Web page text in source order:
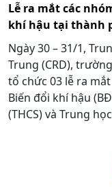
Lễ ra mắt các
khí hậu tại thành
Ngày 30 – 31/1,
Trung (CRD),
tổ chức 03 lễ ra
Biến đổi khí hậu
(THCS) và Trung